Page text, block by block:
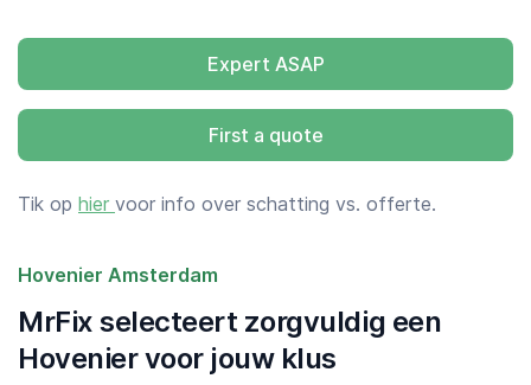
Expert ASAP
First a quote
Tik op hier voor info over schatting vs. offerte.
Hovenier Amsterdam
MrFix selecteert zorgvuldig een
Hovenier voor jouw klus